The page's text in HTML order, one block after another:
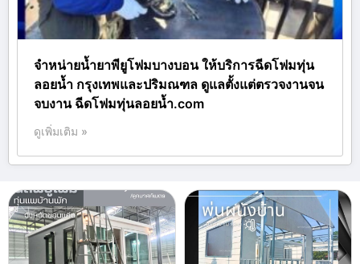
จำหน่ายน้ำยาพียูโฟมบางบอน ให้บริการฉีดโฟมทุ่น
ลอยน้ำ กรุงเทพและปริมณฑล ดูแลตั้งแต่ตรวจงานจน
จบงาน ฉีดโฟมทุ่นลอยน้ำ.com
ดูเพิ่มเติม »